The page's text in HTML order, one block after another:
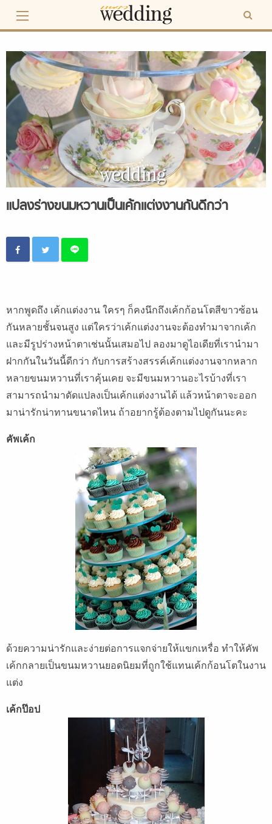
content
แปลงร่างขนมหวานเป็นเค้กแต่งงานกันดีกว่า
หากพูดถึง เค้กแต่งงาน ใครๆ ก็คงนึกถึงเค้กก้อนโตสีขาวซ้อน
กันหลายชั้นจนสูง แต่ใครว่าเค้กแต่งงานจะต้องทำมาจากเค้ก
และมีรูปร่างหน้าตาเช่นนั้นเสมอไป ลองมาดูไอเดียที่เรานำมา
ฝากกันในวันนี้ดีกว่า กับการสร้างสรรค์เค้กแต่งงานจากหลาก
หลายขนมหวานที่เราคุ้นเคย จะมีขนมหวานอะไรบ้างที่เรา
สามารถนำมาดัดแปลงเป็นเค้กแต่งงานได้ แล้วหน้าตาจะออก
มาน่ารักน่าทานขนาดไหน ถ้าอยากรู้ต้องตามไปดูกันนะคะ
คัพเค้ก
ด้วยความน่ารักและง่ายต่อการแจกจ่ายให้แขกเหรื่อ ทำให้คัพ
เค้กกลายเป็นขนมหวานยอดนิยมที่ถูกใช้แทนเค้กก้อนโตในงาน
แต่ง
เค้กป๊อป